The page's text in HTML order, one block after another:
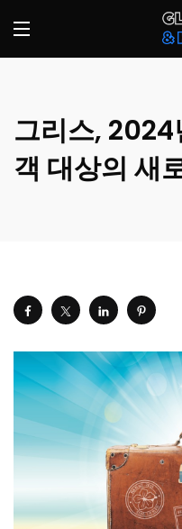
그리스,
객 대상의 새